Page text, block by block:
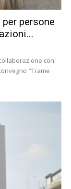
per persone
con
"Trame